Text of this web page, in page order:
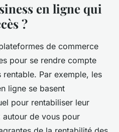
en ligne qui
?
de commerce
pour se rendre compte
rentable. Par exemple, les
ligne se basent
pour rentabiliser leur
autour de vous pour